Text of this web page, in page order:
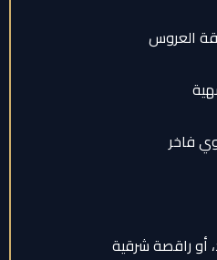
العروس
فاخر
أو راقصة شرقية